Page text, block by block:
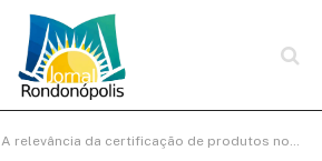
A relevância da certificação de produtos no agronegócio